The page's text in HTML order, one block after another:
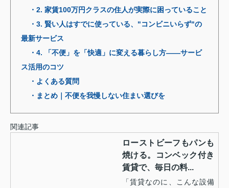
・2. 家賃100万円クラスの住人が実際に困っていること
・3. 賢い人はすでに使っている、"コンビニいらず"の
最新サービス
・4. 「不便」を「快適」に変える暮らし方——サービ
ス活用のコツ
・よくある質問
・まとめ｜不便を我慢しない住まい選びを
関連記事
ローストビーフもパンも
焼ける。コンベック付き
賃貸で、毎日の料...
「賃貸なのに、こんな設備